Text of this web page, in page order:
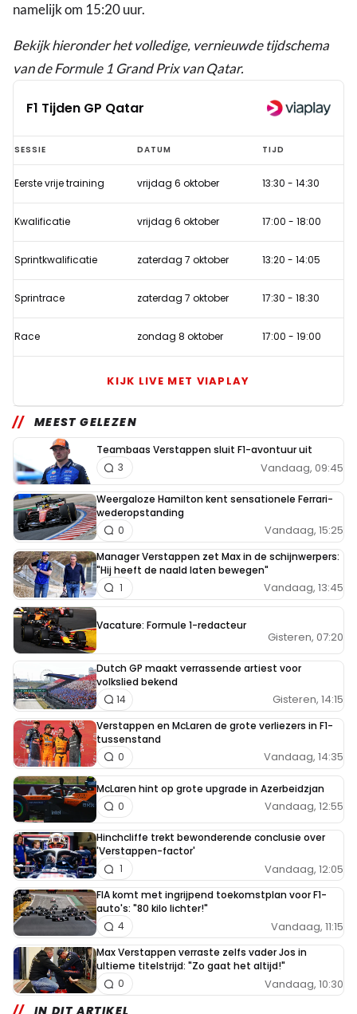
namelijk om 15:20 uur.
Bekijk hieronder het volledige, vernieuwde tijdschema
van de Formule 1 Grand Prix van Qatar.
F1 Tijden GP Qatar
F1
Tijden
GP
Qatar
SESSIE DATUM TIJD
Eerste vrije training vrijdag 6 oktober 13:30 - 14:30
Kwalificatie vrijdag 6 oktober 17:00 - 18:00
Sprintkwalificatie zaterdag 7 oktober 13:20 - 14:05
Sprintrace zaterdag 7 oktober 17:30 - 18:30
Race zondag 8 oktober 17:00 - 19:00
KIJK LIVE MET VIAPLAY
MEEST GELEZEN
Teambaas Verstappen sluit F1-avontuur uit
Vandaag, 09:45
3
Weergaloze Hamilton kent sensationele Ferrari-
wederopstanding
Vandaag, 15:25
0
Manager Verstappen zet Max in de schijnwerpers:
"Hij heeft de naald laten bewegen"
Vandaag, 13:45
1
Vacature: Formule 1-redacteur
Gisteren, 07:20
Dutch GP maakt verrassende artiest voor
volkslied bekend
Gisteren, 14:15
14
Verstappen en McLaren de grote verliezers in F1-
tussenstand
Vandaag, 14:35
0
McLaren hint op grote upgrade in Azerbeidzjan
Vandaag, 12:55
0
Hinchcliffe trekt bewonderende conclusie over
'Verstappen-factor'
Vandaag, 12:05
1
FIA komt met ingrijpend toekomstplan voor F1-
auto's: "80 kilo lichter!"
Vandaag, 11:15
4
Max Verstappen verraste zelfs vader Jos in
ultieme titelstrijd: "Zo gaat het altijd!"
Vandaag, 10:30
0